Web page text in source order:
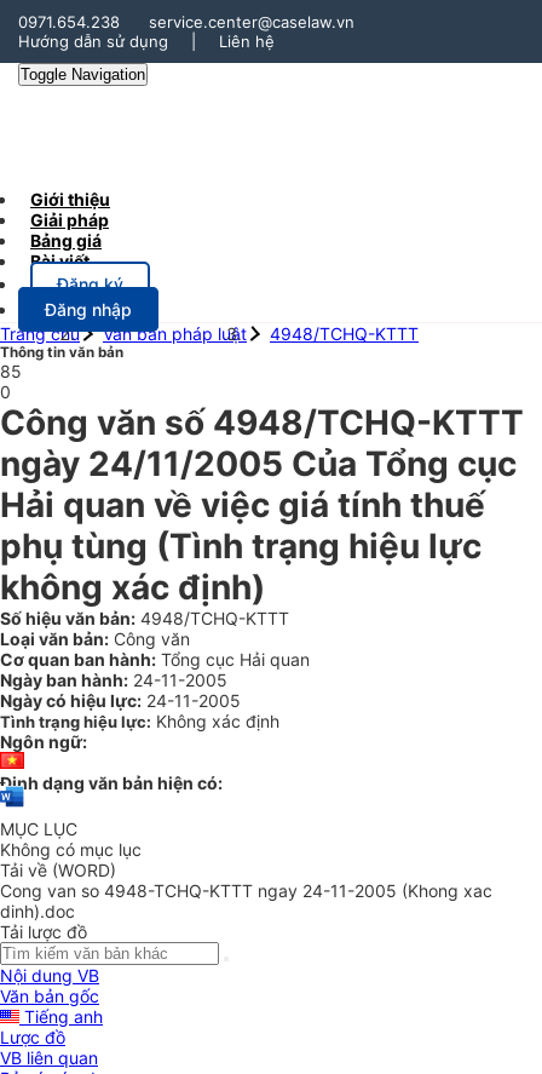
0971.654.238
service.center@caselaw.vn
Hướng dẫn sử dụng
Liên hệ
Toggle Navigation
Giới thiệu
Giải pháp
Bảng giá
Bài viết
Đăng ký
Đăng nhập
Trang chủ
Văn bản pháp luật 4948/TCHQ-KTTT
Thông tin văn bản
85
0
Công văn số 4948/TCHQ-KTTT
ngày 24/11/2005 Của Tổng cục
Hải quan về việc giá tính thuế
phụ tùng (Tình trạng hiệu lực
không xác định)
Số hiệu văn bản: 4948/TCHQ-KTTT
Loại văn bản: Công văn
Cơ quan ban hành: Tổng cục Hải quan
Ngày ban hành: 24-11-2005
Ngày có hiệu lực: 24-11-2005
Tình trạng hiệu lực: Không xác định
Ngôn ngữ:
Định dạng văn bản hiện có:
MỤC LỤC
Không có mục lục
Tải về (WORD)
Cong van so 4948-TCHQ-KTTT ngay 24-11-2005 (Khong xac
dinh).doc
Tải lược đồ
Nội dung VB
Văn bản gốc
Tiếng anh
Lược đồ
VB liên quan